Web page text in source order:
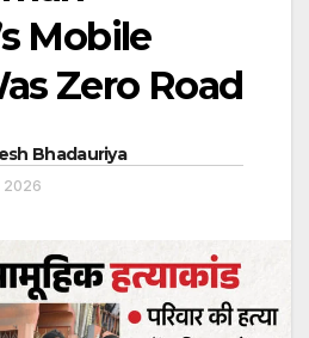
Mobile
Zero Road
Bhadauriya
2026